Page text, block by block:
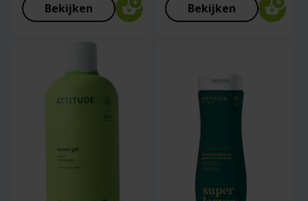
Bekijken
Bekijken